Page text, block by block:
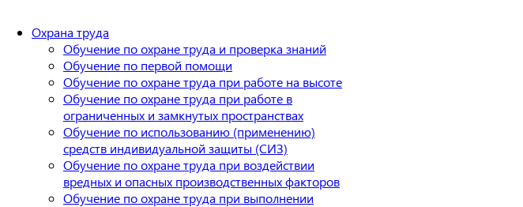
Охрана труда
Обучение по охране труда и проверка знаний
Обучение по первой помощи
Обучение по охране труда при работе на высоте
Обучение по охране труда при работе в
ограниченных и замкнутых пространствах
Обучение по использованию (применению)
средств индивидуальной защиты (СИЗ)
Обучение по охране труда при воздействии
вредных и опасных производственных факторов
Обучение по охране труда при выполнении